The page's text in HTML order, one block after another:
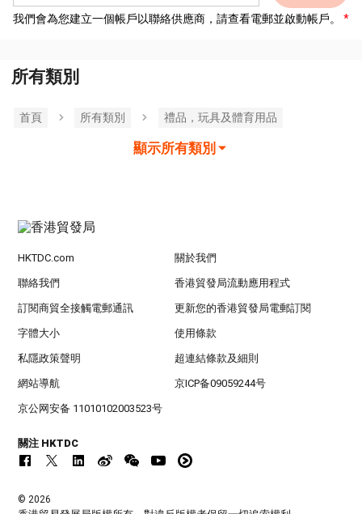
我們會為您建立一個帳戶以聯絡供應商，請查看電郵並啟動帳戶。
所有類別
首頁 所有類別 禮品，玩具及體育用品
顯示所有類別
HKTDC.com 關於我們
聯絡我們 香港貿發局流動應用程式
訂閱商貿全接觸電郵通訊 更新您的香港貿發局電郵訂閱
字體大小 使用條款
私隱政策聲明 超連結條款及細則
網站導航 京ICP备09059244号
京公网安备 11010102003523号
關注 HKTDC
© 2026